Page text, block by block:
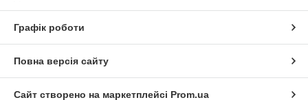
Графік роботи
Повна версія сайту
Сайт створено на маркетплейсі Prom.ua